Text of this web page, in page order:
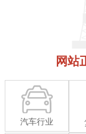
网站
汽车行业